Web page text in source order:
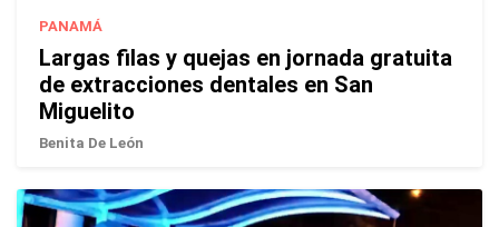
PANAMÁ
Largas filas y quejas en jornada gratuita
de extracciones dentales en San
Miguelito
Benita De León